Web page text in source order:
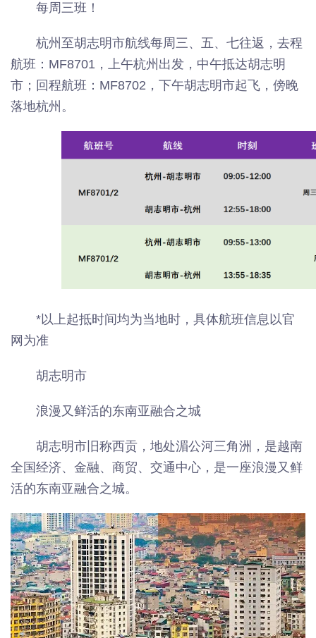
每周三班！
杭州至胡志明市航线每周三、五、七往返，去程
航班：MF8701，上午杭州出发，中午抵达胡志明
市；回程航班：MF8702，下午胡志明市起飞，傍晚
落地杭州。
*以上起抵时间均为当地时，具体航班信息以官
网为准
胡志明市
浪漫又鲜活的东南亚融合之城
胡志明市旧称西贡，地处湄公河三角洲，是越南
全国经济、金融、商贸、交通中心，是一座浪漫又鲜
活的东南亚融合之城。